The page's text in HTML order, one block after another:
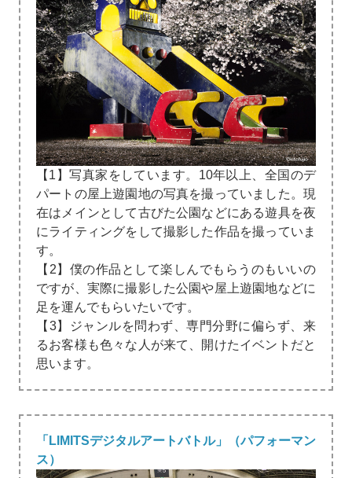
【1】写真家をしています。10年以上、全国のデ
パートの屋上遊園地の写真を撮っていました。現
在はメインとして古びた公園などにある遊具を夜
にライティングをして撮影した作品を撮っていま
す。
【2】僕の作品として楽しんでもらうのもいいの
ですが、実際に撮影した公園や屋上遊園地などに
足を運んでもらいたいです。
【3】ジャンルを問わず、専門分野に偏らず、来
るお客様も色々な人が来て、開けたイベントだと
思います。
「LIMITSデジタルアートバトル」（パフォーマン
ス）